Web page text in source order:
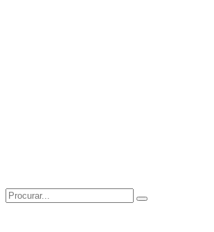
Search
for: